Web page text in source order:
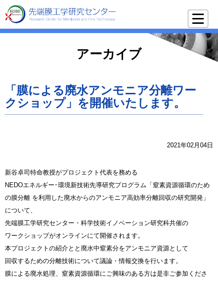
アーカイブ
「膜による廃水アンモニア分離ワー
クショップ」を開催いたします。
2021年02月04日
新谷卓司特命教授がプロジェクト代表を務める
NEDOエネルギー･環境新技術先導研究プログラム「窒素資源循環のため
の膜分離 を利用した廃水からのアンモニア高効率分離回収の研究開発」
について、
先端膜工学研究センター・科学技術イノベーション研究科共催の
ワークショップがオンラインにて開催されます。
本プロジェクトの紹介とと廃水中窒素分をアンモニア資源として
回収するための分離技術について議論・情報交換を行います。
膜による廃水処理、窒素資源循環にご興味のある方は是非ご参加くださ